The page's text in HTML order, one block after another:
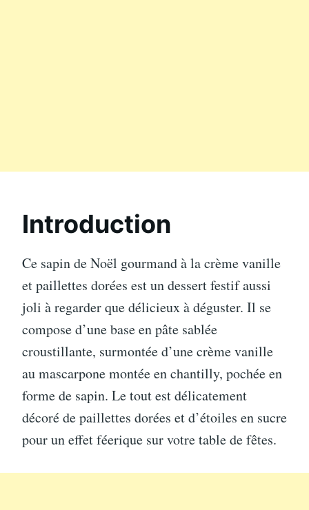
Introduction
Ce sapin de Noël gourmand à la crème vanille
et paillettes dorées est un dessert festif aussi
joli à regarder que délicieux à déguster. Il se
compose d’une base en pâte sablée
croustillante, surmontée d’une crème vanille
au mascarpone montée en chantilly, pochée en
forme de sapin. Le tout est délicatement
décoré de paillettes dorées et d’étoiles en sucre
pour un effet féerique sur votre table de fêtes.